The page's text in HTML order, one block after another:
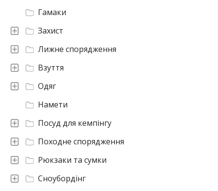
Сноубордінг
Рюкзаки та сумки
Походне спорядження
Посуд для кемпінгу
Намети
Одяг
Взуття
Лижне спорядження
Захист
Гамаки